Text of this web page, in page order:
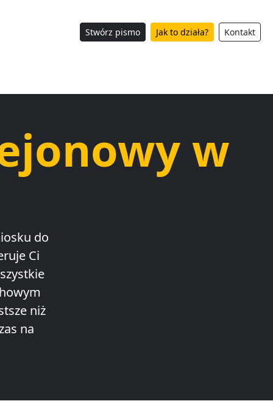
Stwórz pismo Jak to działa? Kontakt
w
do
Ci
niż
na